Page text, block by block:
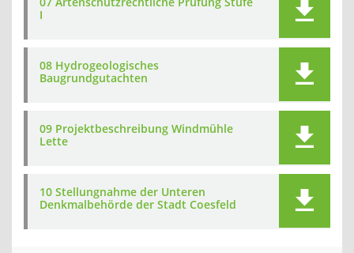
I
08 Hydrogeologisches
Baugrundgutachten
09 Projektbeschreibung Windmühle
Lette
10 Stellungnahme der Unteren
Denkmalbehörde der Stadt Coesfeld